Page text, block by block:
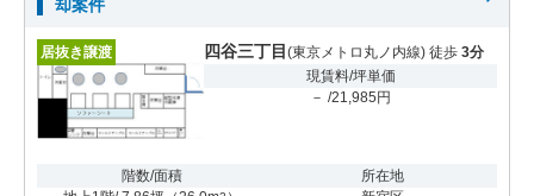
却案件
居抜き譲渡 四谷三丁目 (東京メトロ丸ノ内線) 徒歩 3分
現賃料/坪単価
－ /21,985円
階数/面積
所在地